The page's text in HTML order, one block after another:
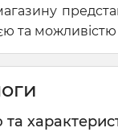
та
та